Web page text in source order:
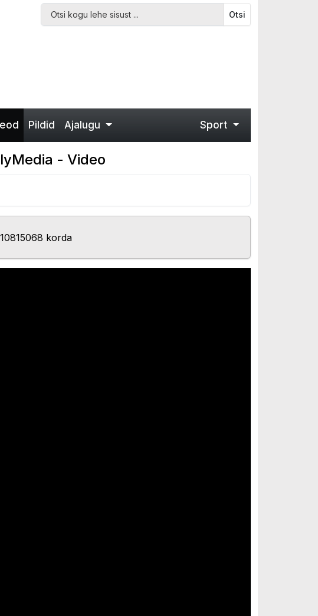
Otsi
Pildid Ajalugu Sport
- Video
korda